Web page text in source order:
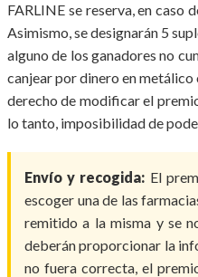
FARLINE se reserva, en
Asimismo, se designarán 5
alguno de los ganadores no
canjear por dinero en
derecho de modificar el
lo tanto, imposibilidad de
Envío y recogida: El
escoger una de las
remitido a la misma y se
deberán proporcionar la
no fuera correcta, el